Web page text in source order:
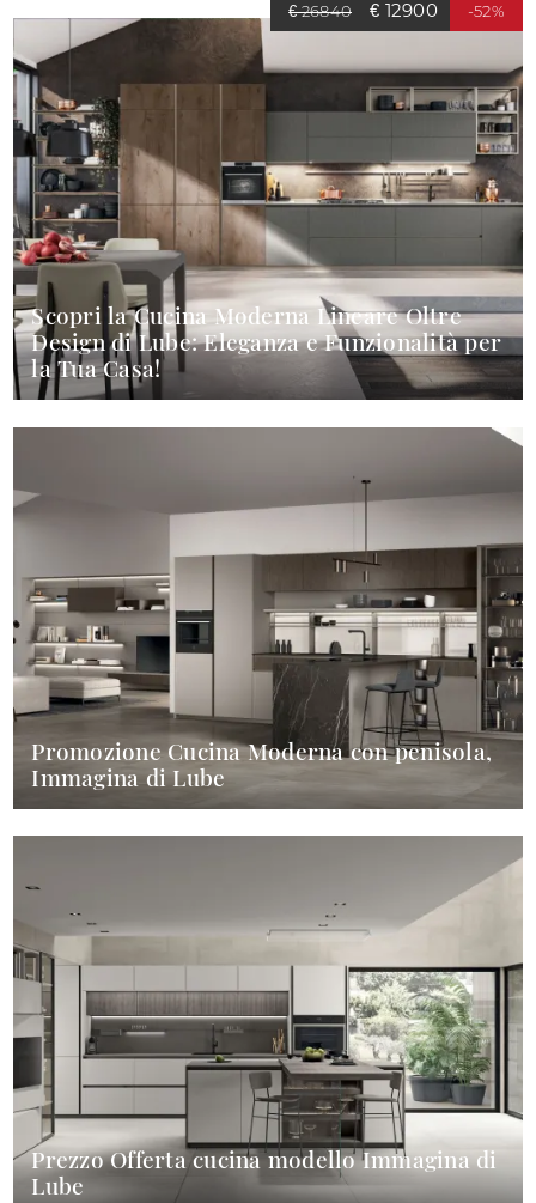
€ 26840 € 12900 -52%
Scopri la Cucina Moderna Lineare Oltre
Design di Lube: Eleganza e Funzionalità per
la Tua Casa!
Promozione Cucina Moderna con penisola,
Immagina di Lube
Prezzo Offerta cucina modello Immagina di
Lube